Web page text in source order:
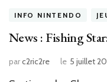
INFO NINTENDO
News : Fishing
parc2ric2re le 5 juillet